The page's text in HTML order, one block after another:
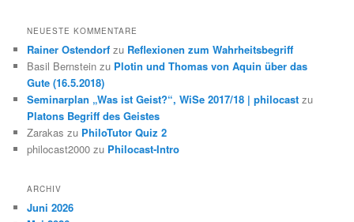
NEUESTE KOMMENTARE
Rainer Ostendorf zu Reflexionen zum Wahrheitsbegriff
Basil Bernstein zu Plotin und Thomas von Aquin über das
Gute (16.5.2018)
Seminarplan „Was ist Geist?“, WiSe 2017/18 | philocast zu
Platons Begriff des Geistes
Zarakas zu PhiloTutor Quiz 2
philocast2000 zu Philocast-Intro
ARCHIV
Juni 2026